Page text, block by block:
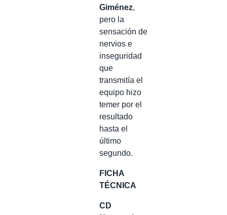
Giménez,
pero la
sensación de
nervios e
inseguridad
que
transmitía el
equipo hizo
temer por el
resultado
hasta el
último
segundo.
FICHA
TÉCNICA
CD